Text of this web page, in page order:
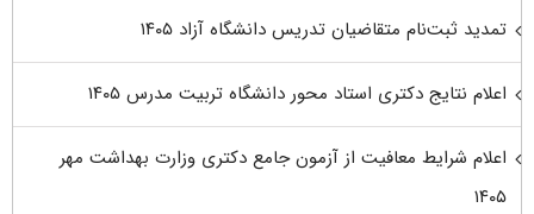
تمدید ثبت‌نام متقاضیان تدریس دانشگاه آزاد ۱۴۰۵
اعلام نتایج دکتری استاد محور دانشگاه تربیت مدرس ۱۴۰۵
اعلام شرایط معافیت از آزمون جامع دکتری وزارت بهداشت مهر
۱۴۰۵